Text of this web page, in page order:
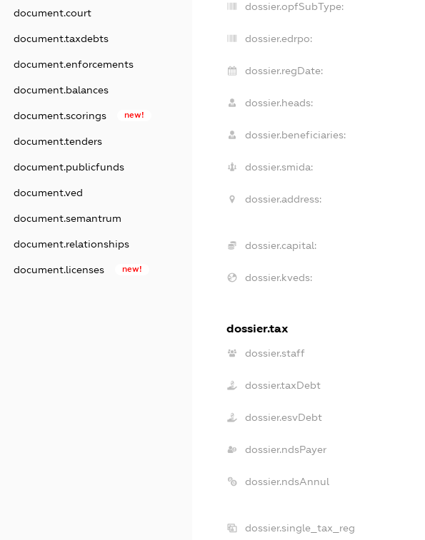
document.court
document.taxdebts
document.enforcements
document.balances
document.scorings new!
document.tenders
document.publicfunds
document.ved
document.semantrum
document.relationships
document.licenses new!
dossier.opfSubType:
dossier.edrpo:
dossier.regDate:
dossier.heads:
dossier.beneficiaries:
dossier.smida:
dossier.address:
dossier.capital:
dossier.kveds:
dossier.tax
dossier.staff
dossier.taxDebt
dossier.esvDebt
dossier.ndsPayer
dossier.ndsAnnul
dossier.single_tax_reg